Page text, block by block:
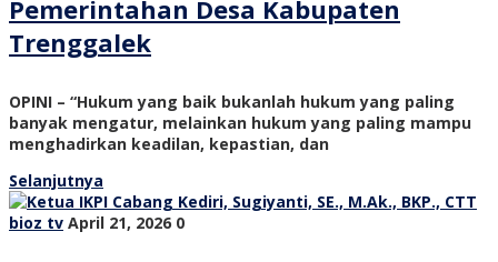
Pemerintahan Desa Kabupaten
Trenggalek
OPINI – “Hukum yang baik bukanlah hukum yang paling
banyak mengatur, melainkan hukum yang paling mampu
menghadirkan keadilan, kepastian, dan
Selanjutnya
bioz tv April 21, 2026 0